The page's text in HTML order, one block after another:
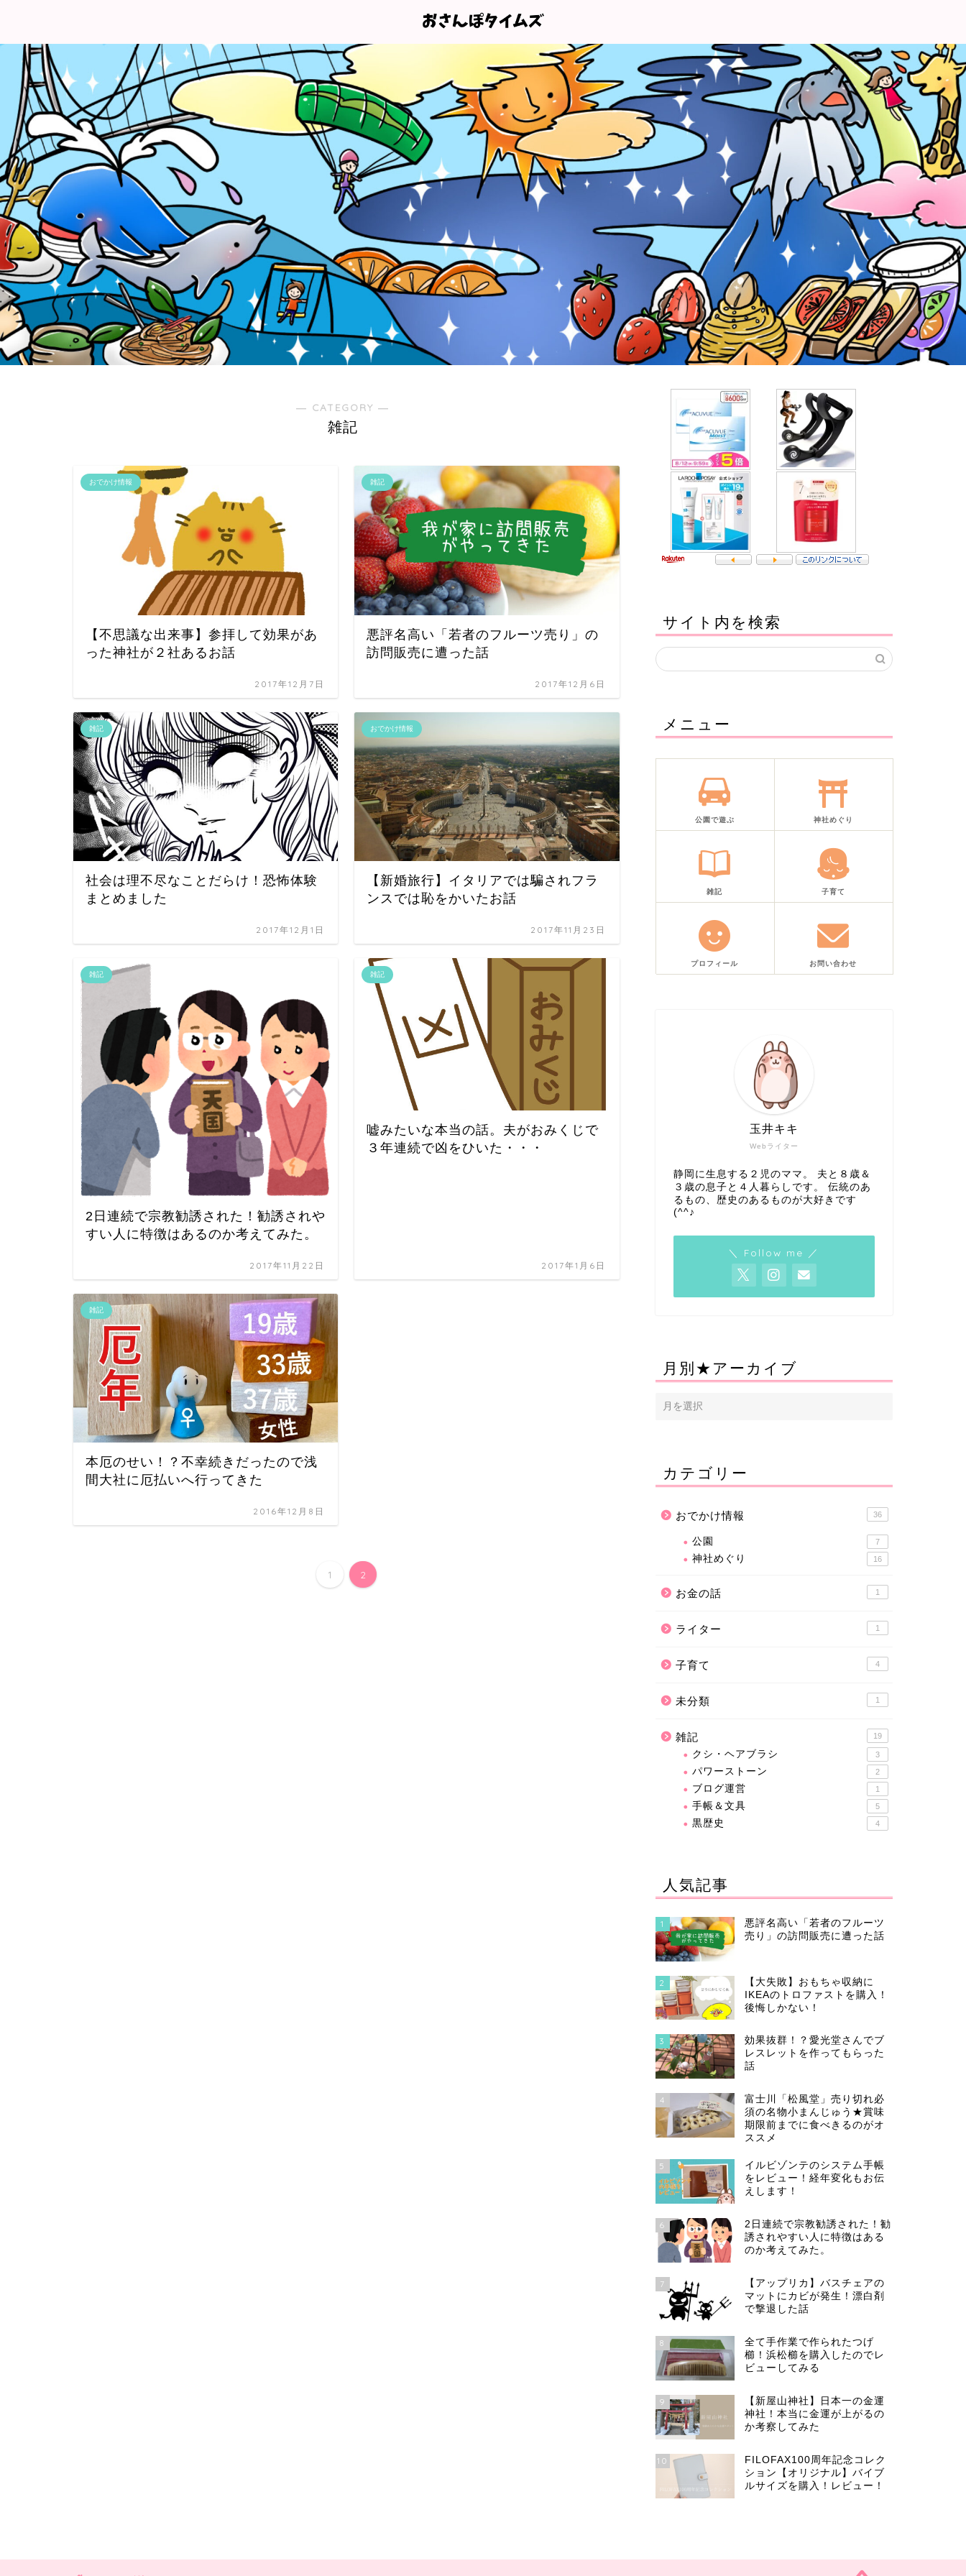
― CATEGORY ―
雑記
おでかけ情報
【不思議な出来事】参拝して効果があ
った神社が２社あるお話
2017年12月7日
雑記
悪評名高い「若者のフルーツ売り」の
訪問販売に遭った話
2017年12月6日
雑記
社会は理不尽なことだらけ！恐怖体験
まとめました
2017年12月1日
おでかけ情報
【新婚旅行】イタリアでは騙されフラ
ンスでは恥をかいたお話
2017年11月23日
雑記
2日連続で宗教勧誘された！勧誘されや
すい人に特徴はあるのか考えてみた。
2017年11月22日
雑記
嘘みたいな本当の話。夫がおみくじで
３年連続で凶をひいた・・・
2017年1月6日
雑記
本厄のせい！？不幸続きだったので浅
間大社に厄払いへ行ってきた
2016年12月8日
1 2
サイト内を検索
メニュー
公園で遊ぶ 神社めぐり
雑記 子育て
プロフィール お問い合わせ
Webライター
玉井キキ
静岡に生息する２児のママ。 夫と８歳＆
３歳の息子と４人暮らしです。 伝統のあ
るもの、歴史のあるものが大好きです
(^^♪
＼ Follow me ／
月別★アーカイブ
カテゴリー
おでかけ情報 36
公園 7
神社めぐり 16
お金の話 1
ライター 1
子育て 4
未分類 1
雑記 19
クシ・ヘアブラシ 3
パワーストーン 2
ブログ運営 1
手帳＆文具 5
黒歴史 4
人気記事
1
悪評名高い「若者のフルーツ
売り」の訪問販売に遭った話
2
【大失敗】おもちゃ収納に
IKEAのトロファストを購入！
後悔しかない！
3
効果抜群！？愛光堂さんでブ
レスレットを作ってもらった
話
4
富士川「松風堂」売り切れ必
須の名物小まんじゅう★賞味
期限前までに食べきるのがオ
ススメ
5
イルビゾンテのシステム手帳
をレビュー！経年変化もお伝
えします！
6
2日連続で宗教勧誘された！勧
誘されやすい人に特徴はある
のか考えてみた。
7
【アップリカ】バスチェアの
マットにカビが発生！漂白剤
で撃退した話
8
全て手作業で作られたつげ
櫛！浜松櫛を購入したのでレ
ビューしてみる
9
【新屋山神社】日本一の金運
神社！本当に金運が上がるの
か考察してみた
10
FILOFAX100周年記念コレク
ション【オリジナル】バイブ
ルサイズを購入！レビュー！